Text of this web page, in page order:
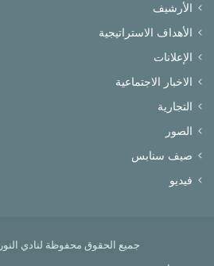
الأرشيف
الأهداف الاستراتيجية
الإعلانات
الاخبار الاجتماعية
التجارية
الصور
صيف سنابس
فيديو
جميع الحقوق محفوظة لنادي النور